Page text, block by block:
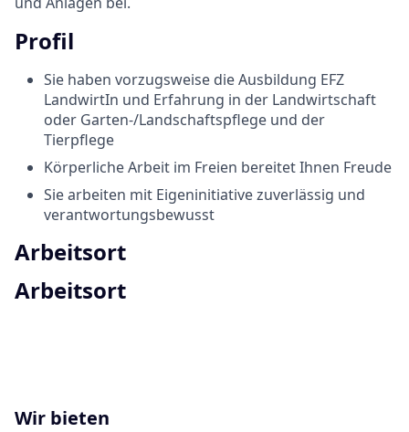
Profil
Sie haben vorzugsweise die Ausbildung EFZ
LandwirtIn und Erfahrung in der Landwirtschaft
oder Garten-/Landschaftspflege und der
Tierpflege
Körperliche Arbeit im Freien bereitet Ihnen Freude
Sie arbeiten mit Eigeninitiative zuverlässig und
verantwortungsbewusst
Arbeitsort
Arbeitsort
Wir bieten